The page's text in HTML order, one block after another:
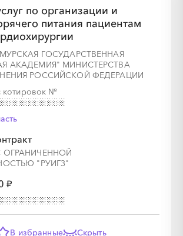
по организации и
питания пациентам
ГОСУДАРСТВЕННАЯ
АКАДЕМИЯ" МИНИСТЕРСТВА
РОССИЙСКОЙ ФЕДЕРАЦИИ
№
"РУИГЗ"
₽
В избранные Скрыть